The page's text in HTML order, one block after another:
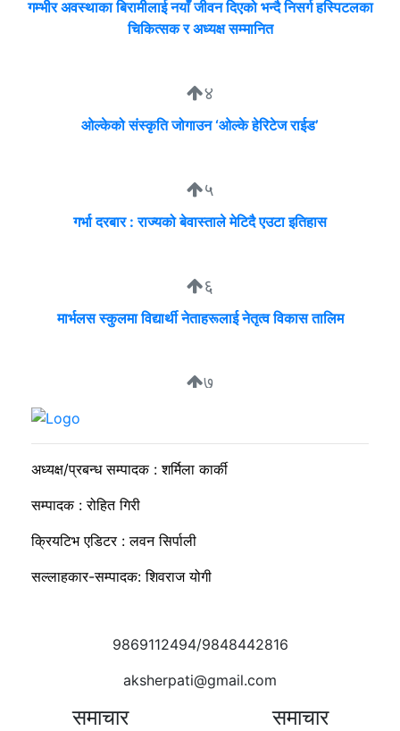
गम्भीर अवस्थाका बिरामीलाई नयाँ जीवन दिएको भन्दै निसर्ग हस्पिटलका
चिकित्सक र अध्यक्ष सम्मानित
४
ओल्केको संस्कृति जोगाउन ‘ओल्के हेरिटेज राईड’
५
गर्भा दरबार : राज्यको बेवास्ताले मेटिदै एउटा इतिहास
६
मार्भलस स्कुलमा विद्यार्थी नेताहरूलाई नेतृत्व विकास तालिम
७
सुदीप्ता क्यान्सर सर्भाइभर र्याम्प शो : जीवनले मृत्युलाई जितेको उत्सव
अध्यक्ष/प्रबन्ध सम्पादक : शर्मिला कार्की
सम्पादक : रोहित गिरी
क्रियटिभ एडिटर : लवन सिर्पाली
सल्लाहकार-सम्पादक: शिवराज योगी
9869112494/9848442816
aksherpati@gmail.com
समाचार समाचार